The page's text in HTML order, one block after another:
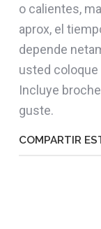
o calientes,
aprox, el
depende
usted
Incluye
guste.
COMPARTIR